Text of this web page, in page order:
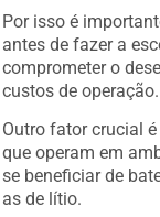
Por isso é
antes de fazer a
comprometer o
custos de operação.
Outro fator crucial é
que operam em
se beneficiar de
as de lítio.